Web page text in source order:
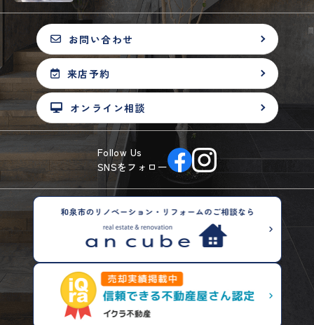
お問い合わせ
来店予約
オンライン相談
Follow Us
SNSをフォロー